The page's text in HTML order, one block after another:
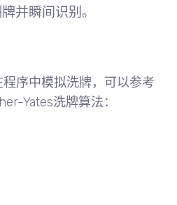
并瞬间识别。
序中模拟洗牌，可以参考
Yates洗牌算法：